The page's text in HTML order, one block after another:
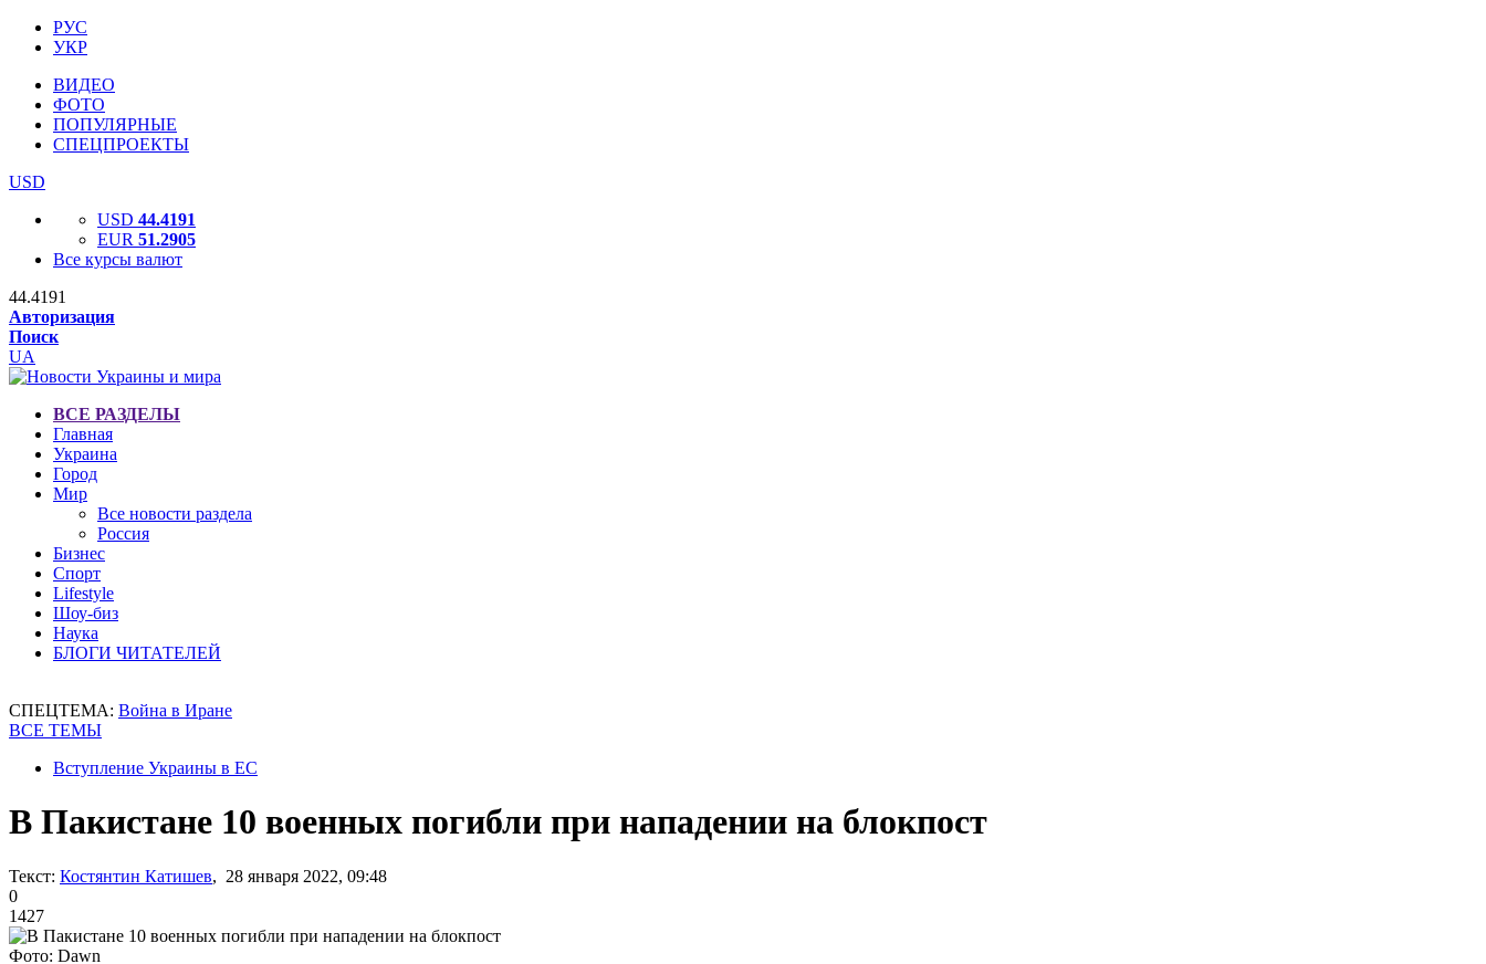
РУС
УКР
ВИДЕО
ФОТО
ПОПУЛЯРНЫЕ
СПЕЦПРОЕКТЫ
USD
USD 44.4191
EUR 51.2905
Все курсы валют
44.4191
Авторизация
Поиск
UA
ВСЕ РАЗДЕЛЫ
Главная
Украина
Город
Мир
Все новости раздела
Россия
Бизнес
Спорт
Lifestyle
Шоу-биз
Наука
БЛОГИ ЧИТАТЕЛЕЙ
СПЕЦТЕМА: Война в Иране
ВСЕ ТЕМЫ
Вступление Украины в ЕС
В Пакистане 10 военных погибли при нападении на блокпост
Текст: Костянтин Катишев, 28 января 2022, 09:48
0
1427
Фото: Dawn